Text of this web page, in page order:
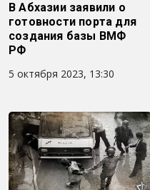
В Абхазии заявили о
готовности порта для
создания базы ВМФ
РФ
5 октября 2023, 13:30